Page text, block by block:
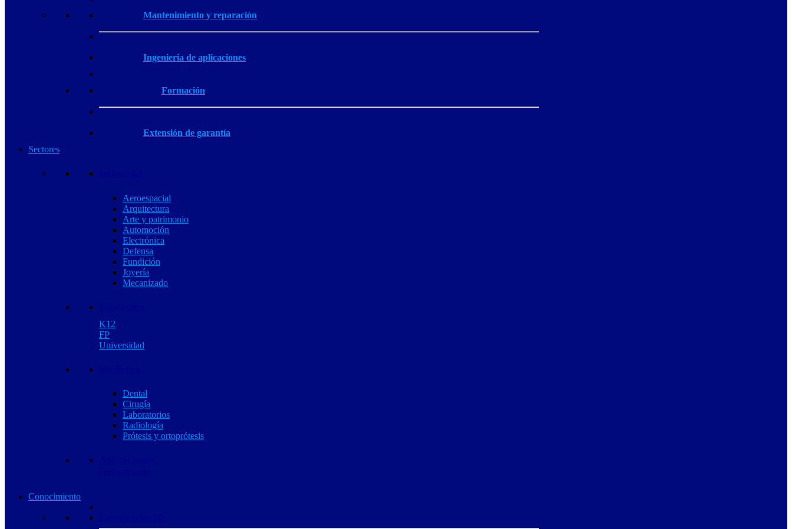
Mantenimiento y reparación
Ingenieria de aplicaciones
Formación
Extensión de garantía
Sectores
Aeroespacial
Arquitectura
Arte y patrimonio
Automoción
Electrónica
Defensa
Fundición
Joyería
Mecanizado
K12
FP
Universidad
Dental
Cirugía
Laboratorios
Radiología
Prótesis y ortoprótesis
Conocimiento